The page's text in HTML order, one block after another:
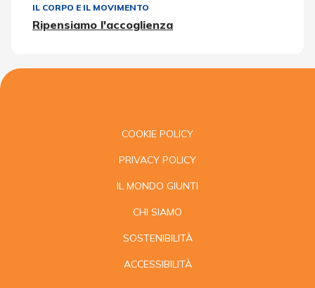
IL CORPO E IL MOVIMENTO
Ripensiamo l'accoglienza
COOKIE POLICY
PRIVACY POLICY
IL MONDO GIUNTI
CHI SIAMO
SOSTENIBILITÀ
ACCESSIBILITÀ